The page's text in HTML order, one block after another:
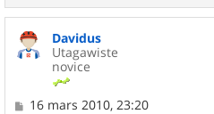
Davidus
Utagawiste
novice
M16 mars 2010, 23:20